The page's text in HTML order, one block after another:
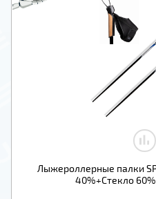
Лыжероллерные палки
40%+Стекло